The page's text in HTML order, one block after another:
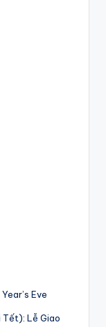
Eve
Tết): Lễ Giao